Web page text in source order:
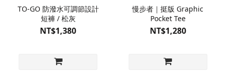
TO-GO 防潑水可調節設計
短褲 / 松灰
NT$1,380
慢步者｜挺版 Graphic
Pocket Tee
NT$1,280